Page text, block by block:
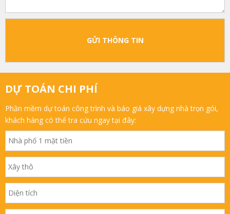
GỬI THÔNG TIN
DỰ TOÁN CHI PHÍ
Phần mềm dự toán công trình và báo giá xây dựng nhà trọn gói,
khách hàng có thể tra cứu ngay tại đây: